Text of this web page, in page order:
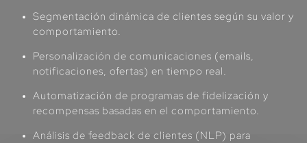
Segmentación dinámica de clientes según su valor y
comportamiento.
Personalización de comunicaciones (emails,
notificaciones, ofertas) en tiempo real.
Automatización de programas de fidelización y
recompensas basadas en el comportamiento.
Análisis de feedback de clientes (NLP) para